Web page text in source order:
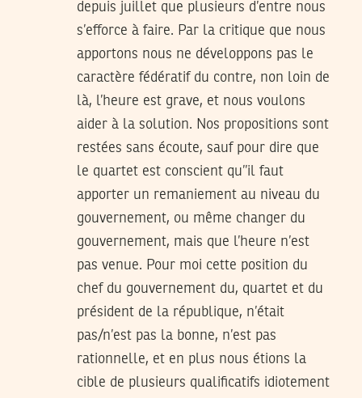
depuis juillet que plusieurs d’entre nous
s’efforce à faire. Par la critique que nous
apportons nous ne développons pas le
caractère fédératif du contre, non loin de
là, l’heure est grave, et nous voulons
aider à la solution. Nos propositions sont
restées sans écoute, sauf pour dire que
le quartet est conscient qu’’il faut
apporter un remaniement au niveau du
gouvernement, ou même changer du
gouvernement, mais que l’heure n’est
pas venue. Pour moi cette position du
chef du gouvernement du, quartet et du
président de la république, n’était
pas/n’est pas la bonne, n’est pas
rationnelle, et en plus nous étions la
cible de plusieurs qualificatifs idiotement